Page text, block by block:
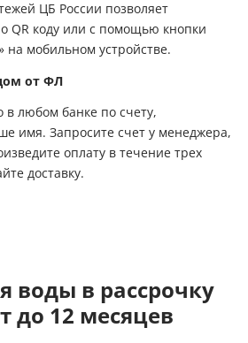
ЦБ России позволяет
QR коду или с помощью кнопки
на мобильном устройстве.
от ФЛ
в любом банке по счету,
имя. Запросите счет у менеджера,
оплату в течение трех
доставку.
воды в рассрочку
до 12 месяцев